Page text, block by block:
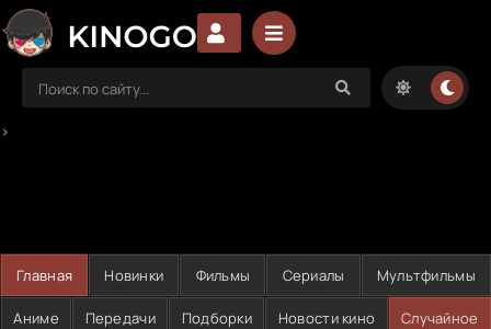
>
Главная Новинки Фильмы Сериалы Мультфильмы
Аниме Передачи Подборки Новости кино Случайное